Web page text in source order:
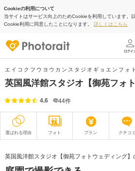
Cookieの利用について
当サイトはサービス向上のためCookieを利用しています。
Cookie利用に同意したことになります。 詳しくはこちら
エイコクフウヨウカンスタジオギョエンフォ
英国風洋館スタジオ【御苑フォ
4.6 44件
選ばれる理由 フォト プラン クチコミ
衣装
英国風洋館スタジオ【御苑フォトウェディング】